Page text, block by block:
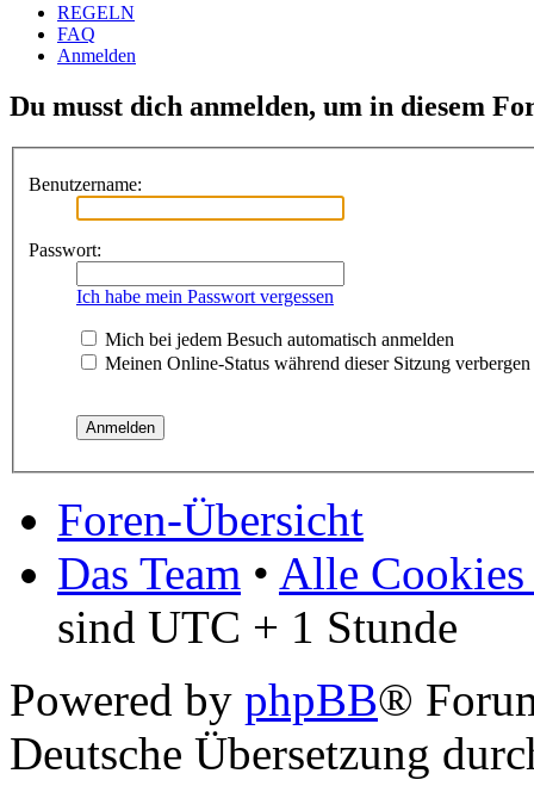
REGELN
FAQ
Anmelden
Du musst dich anmelden, um in diesem
Benutzername:
Passwort:
Ich habe mein Passwort vergessen
Mich bei jedem Besuch automatisch anmelden
Meinen Online-Status während dieser Sitzung verbergen
Foren-Übersicht
Das Team • Alle Cookies
sind UTC + 1 Stunde
Powered by phpBB®
Deutsche Übersetzung